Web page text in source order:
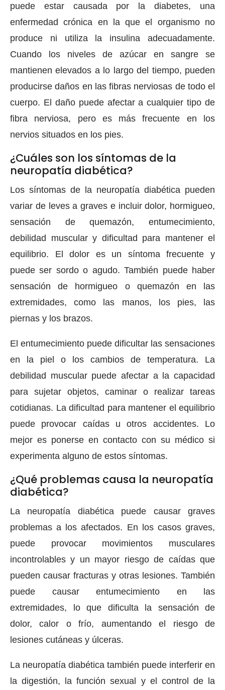
puede estar causada por la diabetes, una
enfermedad crónica en la que el organismo no
produce ni utiliza la insulina adecuadamente.
Cuando los niveles de azúcar en sangre se
mantienen elevados a lo largo del tiempo, pueden
producirse daños en las fibras nerviosas de todo el
cuerpo. El daño puede afectar a cualquier tipo de
fibra nerviosa, pero es más frecuente en los
nervios situados en los pies.
¿Cuáles son los síntomas de la
neuropatía diabética?
Los síntomas de la neuropatía diabética pueden
variar de leves a graves e incluir dolor, hormigueo,
sensación de quemazón, entumecimiento,
debilidad muscular y dificultad para mantener el
equilibrio. El dolor es un síntoma frecuente y
puede ser sordo o agudo. También puede haber
sensación de hormigueo o quemazón en las
extremidades, como las manos, los pies, las
piernas y los brazos.
El entumecimiento puede dificultar las sensaciones
en la piel o los cambios de temperatura. La
debilidad muscular puede afectar a la capacidad
para sujetar objetos, caminar o realizar tareas
cotidianas. La dificultad para mantener el equilibrio
puede provocar caídas u otros accidentes. Lo
mejor es ponerse en contacto con su médico si
experimenta alguno de estos síntomas.
¿Qué problemas causa la neuropatía
diabética?
La neuropatía diabética puede causar graves
problemas a los afectados. En los casos graves,
puede provocar movimientos musculares
incontrolables y un mayor riesgo de caídas que
pueden causar fracturas y otras lesiones. También
puede causar entumecimiento en las
extremidades, lo que dificulta la sensación de
dolor, calor o frío, aumentando el riesgo de
lesiones cutáneas y úlceras.
La neuropatía diabética también puede interferir en
la digestión, la función sexual y el control de la